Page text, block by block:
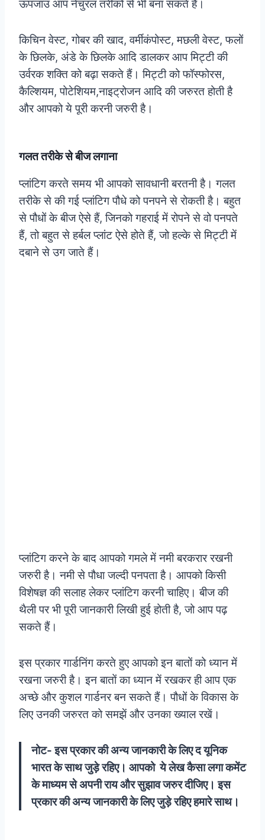
ऊपजाउ आप नेचुरल तरीकों से भी बना सकते हैं।
किचिन वेस्ट, गोबर की खाद, वर्मीकंपोस्ट, मछली वेस्ट, फलों
के छिलके, अंडे के छिलके आदि डालकर आप मिट्टी की
उर्वरक शक्ति को बढ़ा सकते हैं। मिट्टी को फॉस्फोरस,
कैल्शियम, पोटेशियम,नाइट्रोजन आदि की जरुरत होती है
और आपको ये पूरी करनी जरुरी है।
गलत तरीके से बीज लगाना
प्लांटिग करते समय भी आपको सावधानी बरतनी है। गलत
तरीके से की गई प्लांटिग पौधे को पनपने से रोकती है। बहुत
से पौधों के बीज ऐसे हैं, जिनको गहराई में रोपने से वो पनपते
हैं, तो बहुत से हर्बल प्लांट ऐसे होते हैं, जो हल्के से मिट्टी में
दबाने से उग जाते हैं।
प्लांटिग करने के बाद आपको गमले में नमी बरकरार रखनी
जरुरी है। नमी से पौधा जल्दी पनपता है। आपको किसी
विशेषज्ञ की सलाह लेकर प्लांटिग करनी चाहिए। बीज की
थैली पर भी पूरी जानकारी लिखी हुई होती है, जो आप पढ़
सकते हैं।
इस प्रकार गार्डनिंग करते हुए आपको इन बातों को ध्यान में
रखना जरुरी है। इन बातों का ध्यान में रखकर ही आप एक
अच्छे और कुशल गार्डनर बन सकते हैं। पौधों के विकास के
लिए उनकी जरुरत को समझें और उनका ख्याल रखें।
नोट- इस प्रकार की अन्य जानकारी के लिए द यूनिक
भारत के साथ जुड़े रहिए। आपको ये लेख कैसा लगा कमेंट
के माध्यम से अपनी राय और सुझाव जरुर दीजिए। इस
प्रकार की अन्य जानकारी के लिए जुड़े रहिए हमारे साथ।